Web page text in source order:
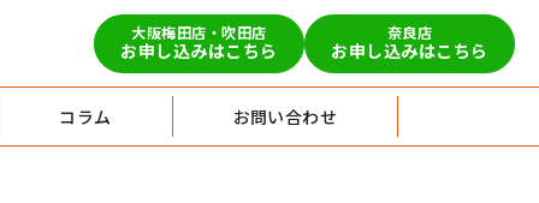
大阪梅田店・吹田店
お申し込みはこちら
奈良店
お申し込みはこちら
コラム お問い合わせ